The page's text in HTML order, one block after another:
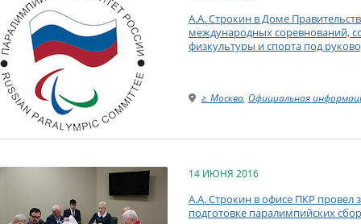
А.А. Строкин в Доме
международных соревнований,
физкультуры и спорта под
г. Москва, Официальная
14 ИЮНЯ 2016
А.А. Строкин в офисе ПКР провел
подготовке паралимпийских